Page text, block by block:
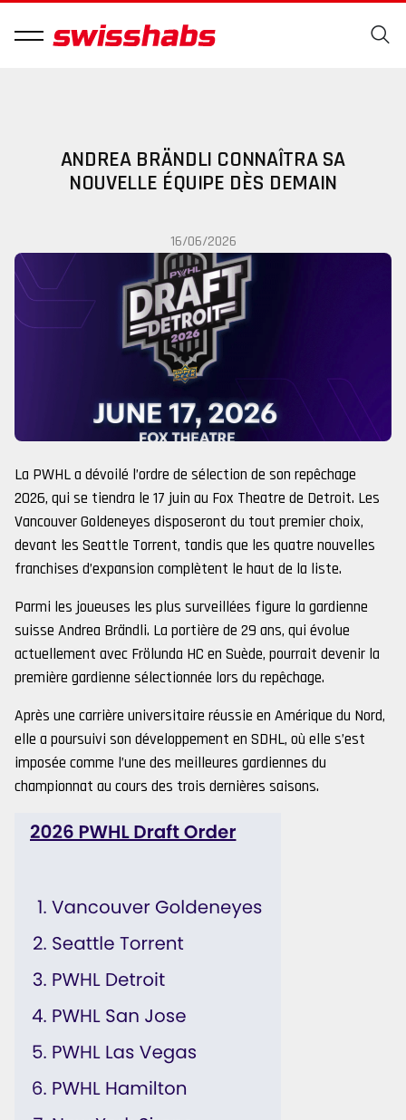
ANDREA BRÄNDLI CONNAÎTRA SA
NOUVELLE ÉQUIPE DÈS DEMAIN
16/06/2026
La PWHL a dévoilé l’ordre de sélection de son repêchage
2026, qui se tiendra le 17 juin au Fox Theatre de Detroit. Les
Vancouver Goldeneyes disposeront du tout premier choix,
devant les Seattle Torrent, tandis que les quatre nouvelles
franchises d’expansion complètent le haut de la liste.
Parmi les joueuses les plus surveillées figure la gardienne
suisse Andrea Brändli. La portière de 29 ans, qui évolue
actuellement avec Frölunda HC en Suède, pourrait devenir la
première gardienne sélectionnée lors du repêchage.
Après une carrière universitaire réussie en Amérique du Nord,
elle a poursuivi son développement en SDHL, où elle s’est
imposée comme l’une des meilleures gardiennes du
championnat au cours des trois dernières saisons.